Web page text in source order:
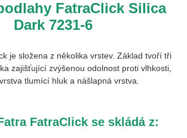
FatraClick Silica
Dark 7231-6
je složena z několika vrstev. Základ tvoří tři
zajišťující zvýšenou odolnost proti vlhkosti,
tlumící hluk a nášlapná vrstva.
FatraClick se skládá z: